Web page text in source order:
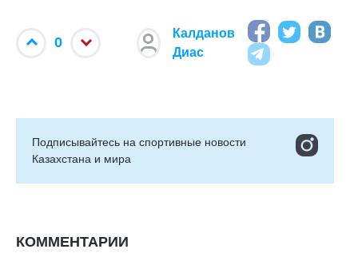
0
Калданов
Диас
Подписывайтесь на cпортивные новости
Казахстана и мира
КОММЕНТАРИИ